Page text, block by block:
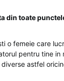
din toate
o femeie care
pentru tine in
diverse astfel